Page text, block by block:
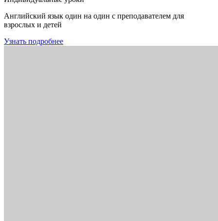
Английский язык один на один с преподавателем для
взрослых и детей
Узнать подробнее